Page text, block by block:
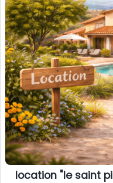
location "le saint